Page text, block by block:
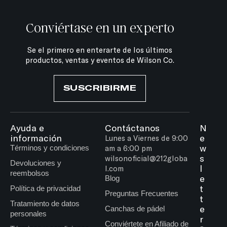
Conviértase en un experto
Se el primero en enterarte de los últimos
productos, ventas y eventos de Wilson Co.
SUSCRIBIRME
Ayuda e
información
Términos y condiciones
Devoluciones y
reembolsos
Política de privacidad
Tratamiento de datos
personales
Contáctanos
Lunes a Viernes de 9:00
am a 6:00 pm
wilsonoficial@212globa
l.com
Blog
Preguntas Frecuentes
Canchas de pádel
Conviértete en Afiliado de
N
e
w
s
l
e
t
t
e
r